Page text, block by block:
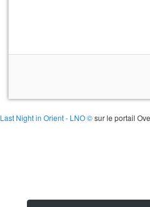
Last Night in Orient - LNO ©sur le portail